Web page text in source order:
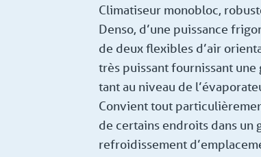
Climatiseur monobloc,
Denso, d’une puissance
de deux flexibles d’air
très puissant fournissant une
tant au niveau de
Convient tout
de certains endroits dans un
refroidissement